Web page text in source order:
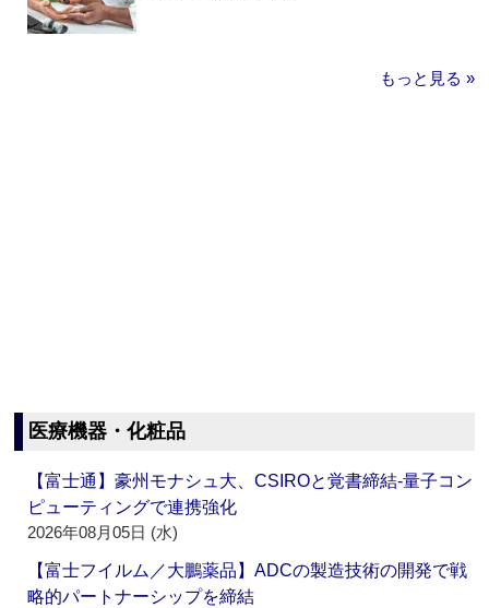
もっと見る »
医療機器・化粧品
【富士通】豪州モナシュ大、CSIROと覚書締結‐量子コン
ピューティングで連携強化
2026年08月05日 (水)
【富士フイルム／大鵬薬品】ADCの製造技術の開発で戦
略的パートナーシップを締結